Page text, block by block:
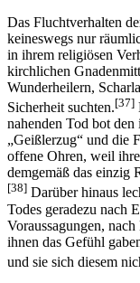
Das Fluchtverhalten
keineswegs nur
in ihrem religiösen
kirchlichen
Wunderheilern,
Sicherheit suchten.[37]
nahenden Tod bot
„Geißlerzug“ und die
offene Ohren, weil
demgemäß das einzig
[38] Darüber hinaus
Todes geradezu nach
Voraussagungen,
ihnen das Gefühl
und sie sich diesem